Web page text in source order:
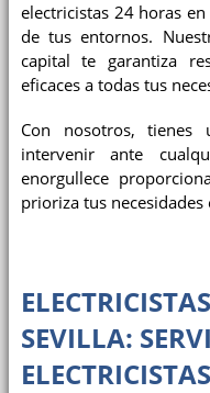
electricistas 24 horas
de tus entornos.
capital te garantiza
eficaces a todas tus
Con nosotros,
intervenir ante
enorgullece
prioriza tus
SEVILLA: